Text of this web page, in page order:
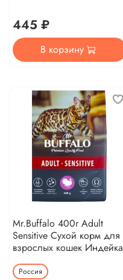
445 ₽
В корзину
Mr.Buffalo 400г Adult
Sensitive Сухой корм для
взрослых кошек Индейка
Россия